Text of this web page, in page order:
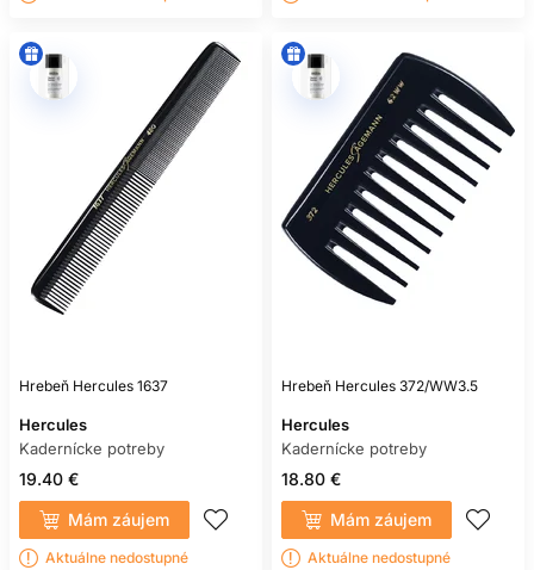
Hrebeň Hercules 1637
Hercules
Kadernícke potreby
19.40 €
Mám záujem
Aktuálne nedostupné
Hrebeň Hercules 372/WW3.5
Hercules
Kadernícke potreby
18.80 €
Mám záujem
Aktuálne nedostupné